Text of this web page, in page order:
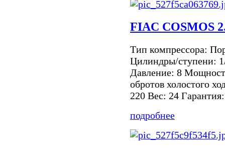
FIAC COSMOS
Тип компрессора:
Цилиндры/ступени:
Давление: 8
обротов холостого
220 Вес: 24
подробнее